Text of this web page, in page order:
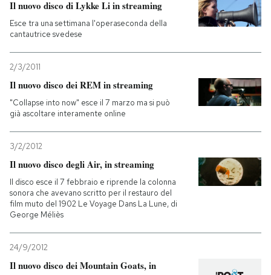
Il nuovo disco di Lykke Li in streaming
Esce tra una settimana l'operaseconda della
cantautrice svedese
2/3/2011
Il nuovo disco dei REM in streaming
"Collapse into now" esce il 7 marzo ma si può
già ascoltare interamente online
3/2/2012
Il nuovo disco degli Air, in streaming
Il disco esce il 7 febbraio e riprende la colonna
sonora che avevano scritto per il restauro del
film muto del 1902 Le Voyage Dans La Lune, di
George Méliès
24/9/2012
Il nuovo disco dei Mountain Goats, in